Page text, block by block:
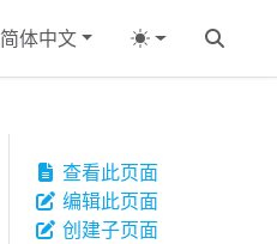
简体中文
查看此页面
编辑此页面
创建子页面